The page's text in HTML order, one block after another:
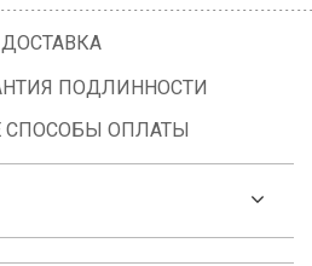
ПОДЛИННОСТИ
СПОСОБЫ ОПЛАТЫ